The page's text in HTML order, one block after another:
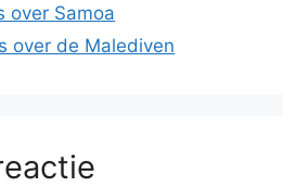
over Samoa
over de Malediven